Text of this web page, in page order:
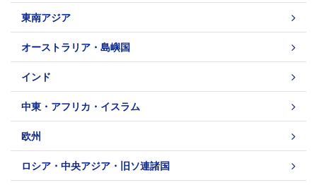
東南アジア
オーストラリア・島嶼国
インド
中東・アフリカ・イスラム
欧州
ロシア・中央アジア・旧ソ連諸国